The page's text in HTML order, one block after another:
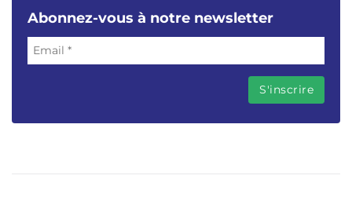
Abonnez-vous à notre newsletter